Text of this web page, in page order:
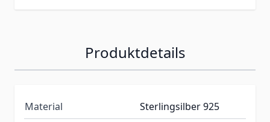
Produktdetails
Material
Sterlingsilber 925